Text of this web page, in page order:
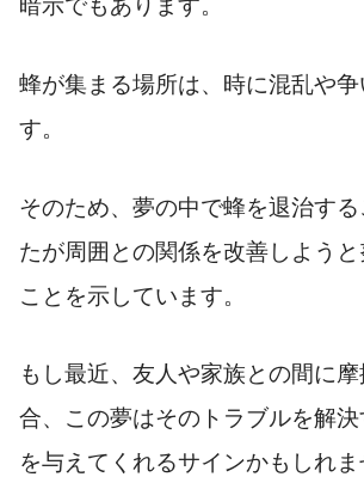
暗示でもあります。
蜂が集まる場所は、時に混乱や争
す。
そのため、夢の中で蜂を退治す
たが周囲との関係を改善しよう
ことを示しています。
もし最近、友人や家族との間に
合、この夢はそのトラブルを解
を与えてくれるサインかもしれま